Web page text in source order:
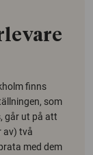
finns
som
går ut på att
av) två
med dem